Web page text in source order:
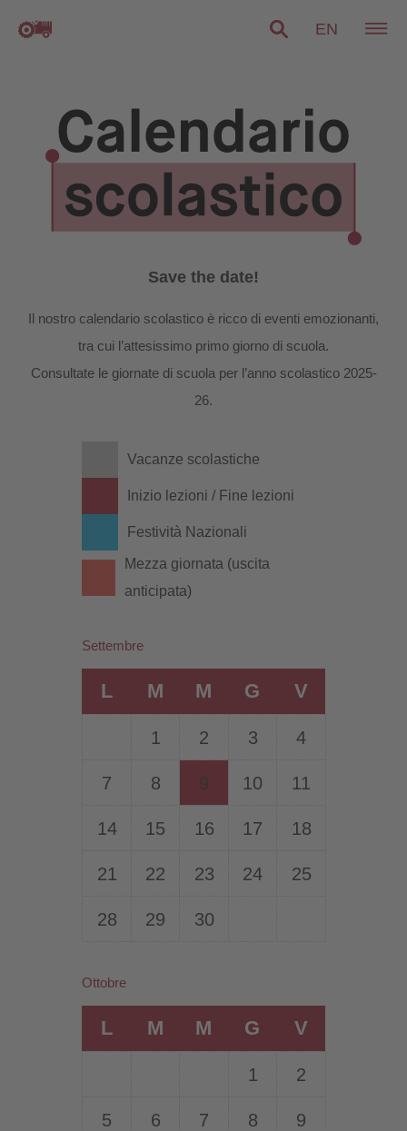
EN
Save the date!
Il nostro calendario scolastico è ricco di eventi emozionanti,
tra cui l’attesissimo primo giorno di scuola.
Consultate le giornate di scuola per l’anno scolastico 2025-
26.
Vacanze scolastiche
Inizio lezioni / Fine lezioni
Festività Nazionali
Mezza giornata (uscita
anticipata)
Settembre
L M M G V
1 2 3 4
7 8 9 10 11
14 15 16 17 18
21 22 23 24 25
28 29 30
Ottobre
L M M G V
1 2
5 6 7 8 9